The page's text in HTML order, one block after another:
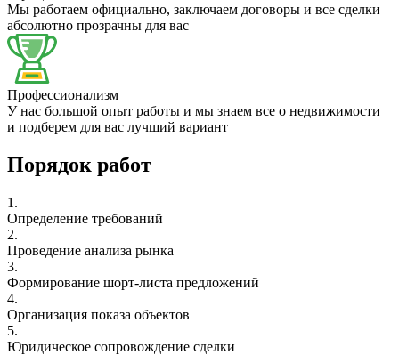
Мы работаем официально, заключаем договоры и все сделки
абсолютно прозрачны для вас
Профессионализм
У нас большой опыт работы и мы знаем все о недвижимости
и подберем для вас лучший вариант
Порядок работ
1.
Определение требований
2.
Проведение анализа рынка
3.
Формирование шорт-листа предложений
4.
Организация показа объектов
5.
Юридическое сопровождение сделки